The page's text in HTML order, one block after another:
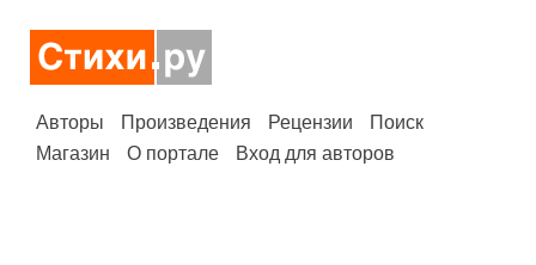
Авторы Произведения Рецензии
Поиск
Магазин
О портале Вход для авторов